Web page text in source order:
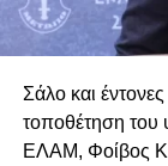
RELATED TOPICS:
UP NEXT
Ο πρόεδρος
πολιτικούς
των τραπεζών
υποδείξουν
Καταλήγοντας,
αποτελεί τον
Σάλο και
τοποθέτηση του
ΕΛΑΜ, Φοίβος